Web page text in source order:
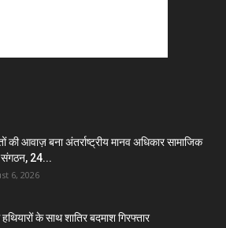
की आवाज़ बना अंतर्राष्ट्रीय मानव अधिकार सामाजिक
संगठन, 24...
6, 2026
के साथ शातिर बदमाश गिरफ्तार